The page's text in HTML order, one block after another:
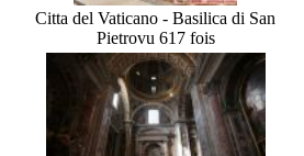
Citta del Vaticano - Basilica di San
Pietrovu 617 fois